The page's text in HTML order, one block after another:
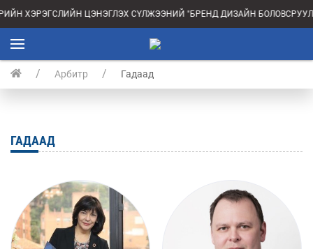
ХЭРЭГСЛИЙН ЦЭНЭГЛЭХ СҮЛЖЭЭНИЙ "БРЕНД ДИЗАЙН
Арбитр Гадаад
ГАДААД